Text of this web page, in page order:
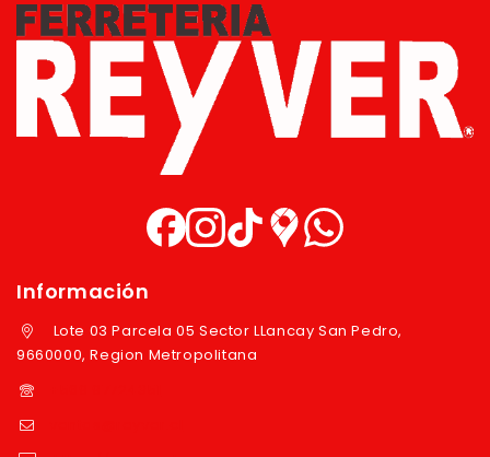
Información
Lote 03 Parcela 05 Sector LLancay San Pedro,
9660000, Region Metropolitana